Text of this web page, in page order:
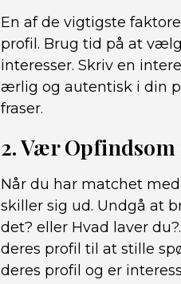
En af de vigtigste
profil. Brug tid på at
interesser. Skriv en
ærlig og autentisk i din
fraser.
2. Vær
Når du har matchet
skiller sig ud. Undgå at
det? eller Hvad laver
deres profil til at stille
deres profil og er